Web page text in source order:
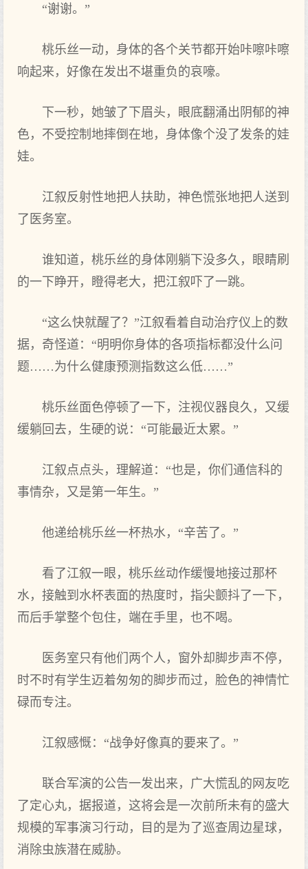
“谢谢。”
桃乐丝一动，身体的各个关节都开始咔嚓咔嚓
响起来，好像在发出不堪重负的哀嚎。
下一秒，她皱了下眉头，眼底翻涌出阴郁的神
色，不受控制地摔倒在地，身体像个没了发条的娃
娃。
江叙反射性地把人扶助，神色慌张地把人送到
了医务室。
谁知道，桃乐丝的身体刚躺下没多久，眼睛刷
的一下睁开，瞪得老大，把江叙吓了一跳。
“这么快就醒了？”江叙看着自动治疗仪上的数
据，奇怪道：“明明你身体的各项指标都没什么问
题……为什么健康预测指数这么低……”
桃乐丝面色停顿了一下，注视仪器良久，又缓
缓躺回去，生硬的说：“可能最近太累。”
江叙点点头，理解道：“也是，你们通信科的
事情杂，又是第一年生。”
他递给桃乐丝一杯热水，“辛苦了。”
看了江叙一眼，桃乐丝动作缓慢地接过那杯
水，接触到水杯表面的热度时，指尖颤抖了一下，
而后手掌整个包住，端在手里，也不喝。
医务室只有他们两个人，窗外却脚步声不停，
时不时有学生迈着匆匆的脚步而过，脸色的神情忙
碌而专注。
江叙感慨：“战争好像真的要来了。”
联合军演的公告一发出来，广大慌乱的网友吃
了定心丸，据报道，这将会是一次前所未有的盛大
规模的军事演习行动，目的是为了巡查周边星球，
消除虫族潜在威胁。